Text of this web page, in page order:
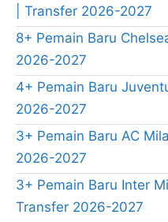
| Transfer 2026-2027
8+ Pemain Baru
2026-2027
4+ Pemain Baru
2026-2027
3+ Pemain Baru AC
2026-2027
3+ Pemain Baru Inter
Transfer 2026-2027